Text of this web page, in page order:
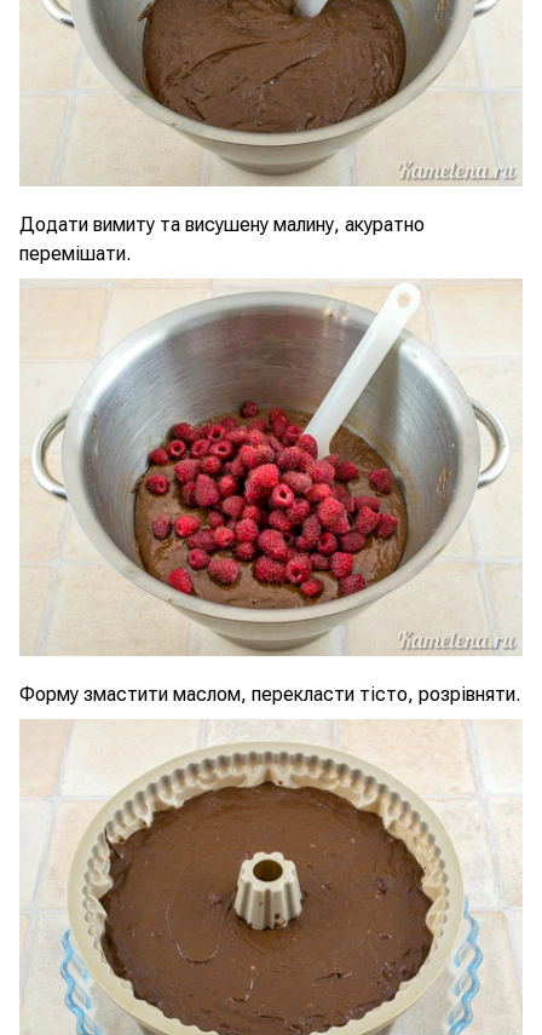
Додати вимиту та висушену малину, акуратно
перемішати.
Форму змастити маслом, перекласти тісто, розрівняти.